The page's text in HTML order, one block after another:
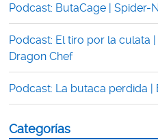
Podcast: ButaCage | Spider-
Podcast: El tiro por la culata |
Dragon Chef
Podcast: La butaca perdida |
Categorías